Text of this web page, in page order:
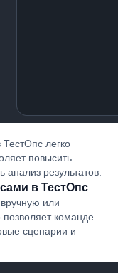
ТестОпс легко
повысить
результатов.
в ТестОпс
или
команде
сценарии и